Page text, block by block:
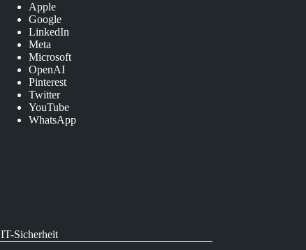
Apple
Google
LinkedIn
Meta
Microsoft
OpenAI
Pinterest
Twitter
YouTube
WhatsApp
IT-Sicherheit